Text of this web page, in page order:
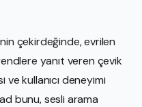
çekirdeğinde, evrilen
yanıt veren çevik
kullanıcı deneyimi
bunu, sesli arama